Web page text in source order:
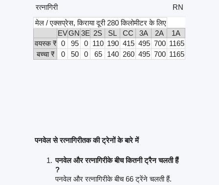
रत्नागिरी
RN
मेल / एक्सप्रेस, किराया दूरी 280 किलोमीटर के लिए
EVGN 3E 2S SL CC 3A 2A
1A
वयस्क ₹ 0 95 0 110 190 415 495 700 1165
बच्चा ₹
0 50 0 65 140 260 495 700 1165
पनवेल से रत्नागिरीतक की ट्रेनों के बारे में
पनवेल और रत्नागिरीके बीच कितनी ट्रैन चलती हैं
?
पनवेल और रत्नागिरीके बीच 66 ट्रेंने चलती हैं.